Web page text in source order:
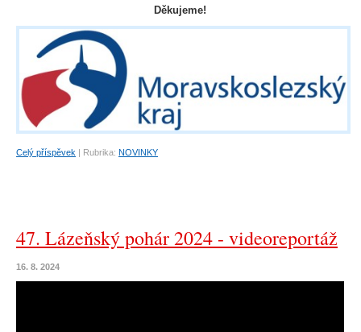
Děkujeme!
Celý příspěvek | Rubrika: NOVINKY
47. Lázeňský pohár 2024 - videoreportáž
16. 8. 2024